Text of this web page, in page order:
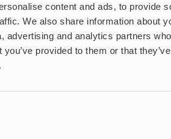
content and ads, to provide
We also share information about
advertising and analytics partners
provided to them or that